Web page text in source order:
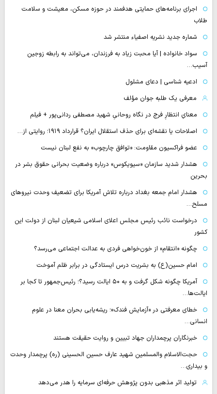
اجرای برنامه‌های حمایتی هدفمند در حوزه مسکن، معیشت و سلامت
طلاب
شماره جدید نشریه اصفیاء منتشر شد
سواد خانواده | آیا محبت زیاد به فرزندان، می‌تواند به رابطه زوجین
آسیب…
ادعیه شناسی | دعای مشلول
معرفی یک طلبه جوان مؤلف
معنایِ انتظارِ فرج در نگاه روحانیِ شهید مصطفی ردانی‌پور + فیلم
اصلاحات یا نقشه‌ای برای حذف استقلال ایران؟ قرارداد ۱۹۱۹؛ روایتی از…
عضو فراکسیون مقاومت: «توافق چارچوب» به نفع لبنان نیست
هشدار شدید سازمان «سیویکوس» درباره وضعیت بحرانی حقوق بشر در
بحرین
هشدار امام جمعه بغداد درباره تلاش آمریکا برای تضعیف وحدت نیروهای
مسلح…
درخواست نائب رئیس مجلس اعلای اسلامی شیعیان لبنان از دولت این
کشور
چگونه «انتقام» از خون‌خواهی فردی به عدالت اجتماعی می‌رسد؟
امام حسین(ع) به بشریت درس ایستادگی در برابر ظلم آموخت
آمریکا چگونه شکل گرفت و به ۵۰ ایالت رسید؟؛ رئیس‌جمهور تا کجا بر
ایالت‌ها…
خطای معرفتی در «آزمایش فندک»؛ ریشه‌یابی بحران معنا در علوم
انسانی…
خبرنگاران پرچمداران جهاد تبیین و روایت حقیقت هستند
حجت‌الاسلام والمسلمین شهید عارف حسین الحسینی (ره) پرچمدار وحدت
و بیداری…
تولید اثر مذهبی بدون پژوهش حرفه‌ای سرمایه را هدر می‌دهد